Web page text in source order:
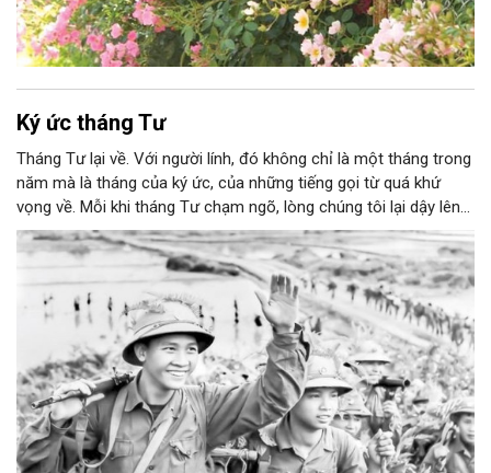
Ký ức tháng Tư
Tháng Tư lại về. Với người lính, đó không chỉ là một tháng trong
năm mà là tháng của ký ức, của những tiếng gọi từ quá khứ
vọng về. Mỗi khi tháng Tư chạm ngõ, lòng chúng tôi lại dậy lên
những âm thanh cũ: tiếng bước chân hành quân, tiếng võng kẽo
kẹt giữa rừng, tiếng hát lạc trong gió núi. Và trên hết, đó là ký ức
về ngày đất nước thống nhất - ngày mà bao máu xương, bao
tuổi trẻ đã hóa thành niềm vui chung của dân tộc.